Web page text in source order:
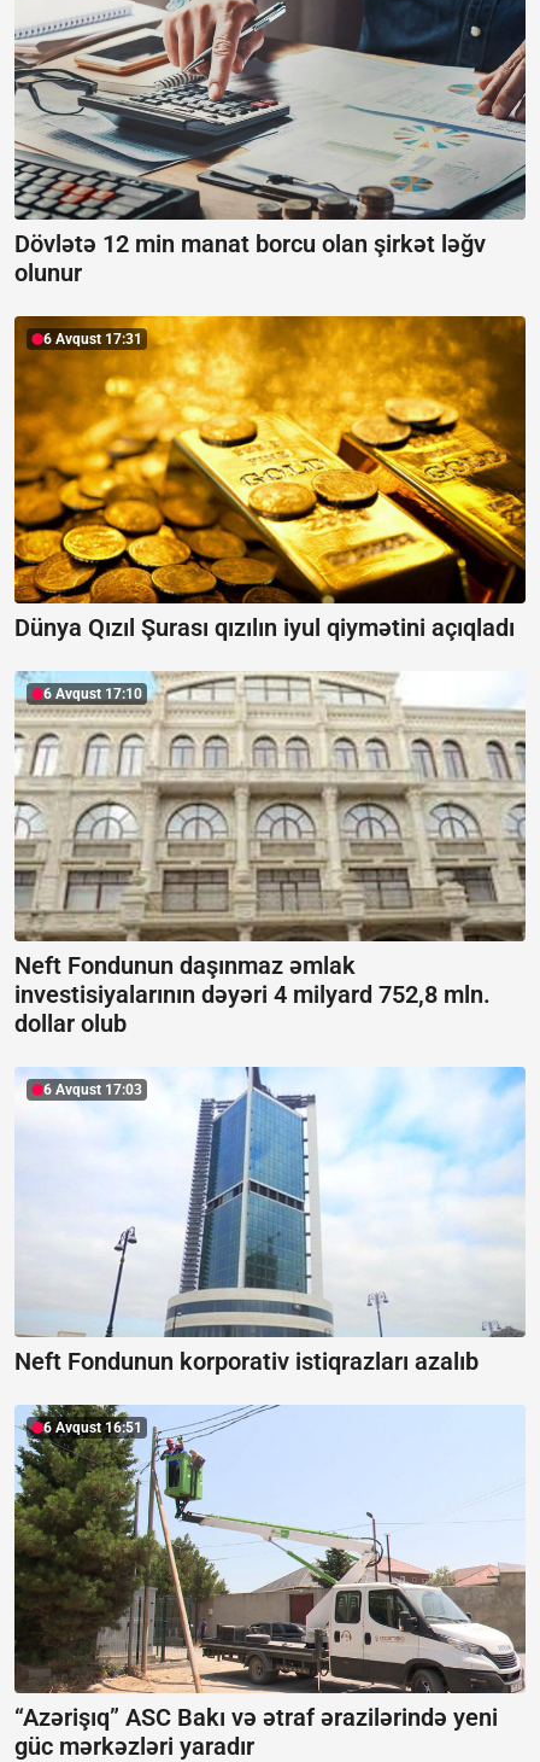
Dövlətə 12 min manat borcu olan şirkət ləğv
olunur
6 Avqust 17:31
Dünya Qızıl Şurası qızılın iyul qiymətini açıqladı
6 Avqust 17:10
Neft Fondunun daşınmaz əmlak
investisiyalarının dəyəri 4 milyard 752,8 mln.
dollar olub
6 Avqust 17:03
Neft Fondunun korporativ istiqrazları azalıb
6 Avqust 16:51
“Azərişıq” ASC Bakı və ətraf ərazilərində yeni
güc mərkəzləri yaradır